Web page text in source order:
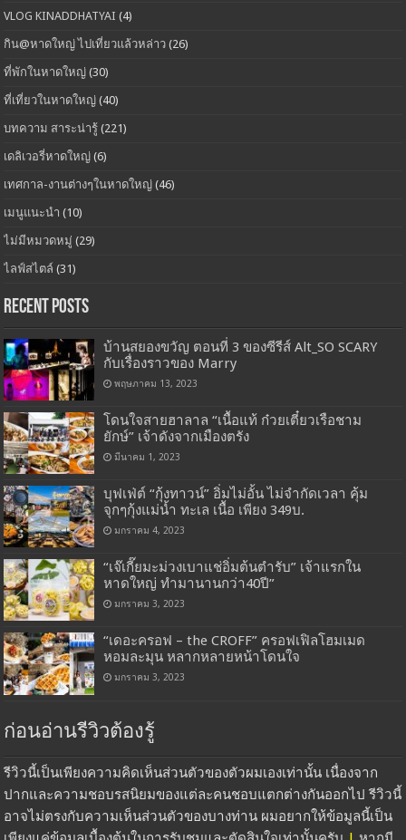
VLOG KINADDHATYAI (4)
กิน@หาดใหญ่ ไปเที่ยวแล้วหล่าว (26)
ที่พักในหาดใหญ่ (30)
ที่เที่ยวในหาดใหญ่ (40)
บทความ สาระน่ารู้ (221)
เดลิเวอรี่หาดใหญ่ (6)
เทศกาล-งานต่างๆในหาดใหญ่ (46)
เมนูแนะนำ (10)
ไม่มีหมวดหมู่ (29)
ไลฟ์สไตล์ (31)
Recent Posts
บ้านสยองขวัญ ตอนที่ 3 ของซีรีส์ Alt_SO SCARY
กับเรื่องราวของ Marry
พฤษภาคม 13, 2023
โดนใจสายฮาลาล “เนื้อแท้ ก๋วยเตี๋ยวเรือชาม
ยักษ์” เจ้าดังจากเมืองตรัง
มีนาคม 1, 2023
บุฟเฟ่ต์ “กุ้งทาวน์” อิ่มไม่อั้น ไม่จำกัดเวลา คุ้ม
จุกๆกุ้งแม่น้ำ ทะเล เนื้อ เพียง 349บ.
มกราคม 4, 2023
“เจ๊เกี๊ยมะม่วงเบาแช่อิ่มต้นตำรับ” เจ้าแรกใน
หาดใหญ่ ทำมานานกว่า40ปี”
มกราคม 3, 2023
“เดอะครอฟ – the CROFF” ครอฟเฟิลโฮมเมด
หอมละมุน หลากหลายหน้าโดนใจ
มกราคม 3, 2023
ก่อนอ่านรีวิวต้องรู้
รีวิวนี้เป็นเพียงความคิดเห็นส่วนตัวของตัวผมเองเท่านั้น เนื่องจาก
ปากและความชอบรสนิยมของแต่ละคนชอบแตกต่างกันออกไป รีวิวนี้
อาจไม่ตรงกับความเห็นส่วนตัวของบางท่าน ผมอยากให้ข้อมูลนี้เป็น